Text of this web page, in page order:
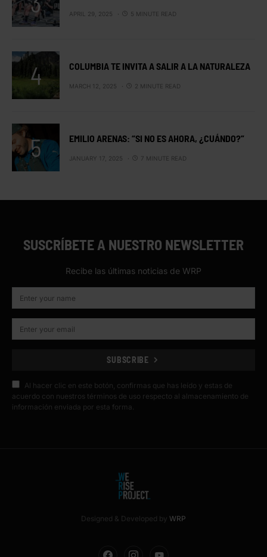
APRIL 29, 2025 5 MINUTE READ
COLUMBIA TE INVITA A SALIR A LA NATURALEZA
MARCH 12, 2025 2 MINUTE READ
EMILIO ARENAS: “SI NO ES AHORA, ¿CUÁNDO?”
JANUARY 17, 2025 7 MINUTE READ
SUSCRÍBETE A NUESTRO NEWSLETTER
Recibe las últimas noticias de WRP
SUBSCRIBE
Al hacer clic en este botón, confirmas que has leído y estas de
acuerdo con nuestros términos de uso respecto al almacenamiento de
información enviada por esta forma.
Designed & Developed by WRP